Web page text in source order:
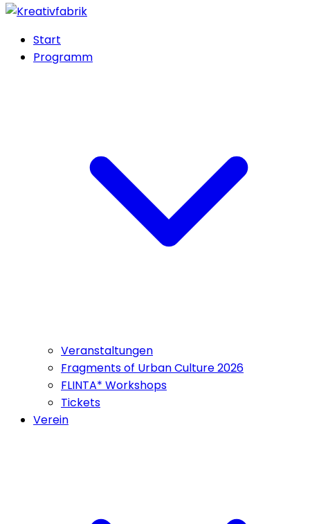
Start
Programm
Veranstaltungen
Fragments of Urban Culture 2026
FLINTA* Workshops
Tickets
Verein